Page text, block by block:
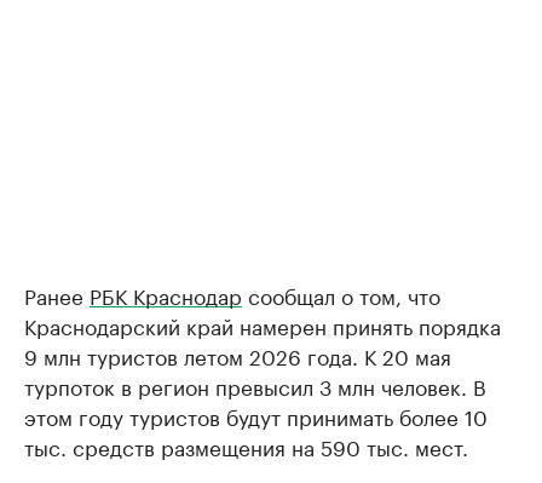
Ранее РБК Краснодар сообщал о том, что
Краснодарский край намерен принять порядка
9 млн туристов летом 2026 года. К 20 мая
турпоток в регион превысил 3 млн человек. В
этом году туристов будут принимать более 10
тыс. средств размещения на 590 тыс. мест.